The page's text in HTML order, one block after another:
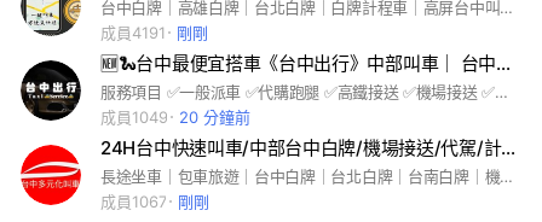
台中白牌｜高雄白牌｜台北白牌｜白牌計程車｜高屏台中叫車｜北中南搭車｜多元化｜高雄墾丁計程車｜高雄東港｜包車旅遊｜計程車｜ Uber ｜高雄白牌計程車｜台中白牌計程車｜電話叫車｜酒後代駕｜市區叫車｜ Line計程車｜台北白牌計程車｜桃園白牌計程車｜ Line 計程車｜台灣計程車｜台中代駕｜高雄代駕｜多元化計程車｜高雄計程車｜屏東計程車｜台南計程車｜嘉義計程車｜台中計程車｜新竹計程車｜台中租車｜高雄租車｜租車自駕｜平價租車｜資金需求｜小額貸款｜汽車貸款｜機車貸款｜商品貸款｜勞保貸款｜個人信用貸款｜企業貸款｜創業貸款｜房屋土地一二三胎｜民間轉銀行｜手機貸款
成員4191
剛剛
🆕🐍台中最便宜搭車《台中出行》中部叫車｜ 台中叫車｜ 台中白牌｜搭車｜Uber服務｜代駕｜長途｜
服務項目 ✅一般派車 ✅代購跑腿 ✅高鐵接送 ✅機場接送 ✅包車旅遊 ✅酒後代駕 ✅道路救援 🏻‍♀歡迎貴賓們‍♂預約車輛 24h為您服務 #台中叫車 #白牌 #計程車 #uber
成員1049
20 分鐘前
24H台中快速叫車/中部台中白牌/機場接送/代駕/計程車/Uber多元/台中白牌/高鐵
長途坐車｜包車旅遊｜台中白牌｜台北白牌｜台南白牌｜機場接送｜酒後代駕｜中部叫車｜南部叫車｜桃園叫車｜新竹叫車｜北部叫車｜南投叫車｜草屯叫車｜彰化白牌｜高雄白牌｜高雄叫車｜阿法｜9人座機場接送｜商務車｜
成員1067
剛剛